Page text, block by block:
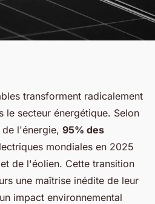
:
changent
•7 min de lecture
transforment radicalement
le secteur énergétique. Selon
l'énergie, 95% des
mondiales en 2025
de l'éolien. Cette transition
une maîtrise inédite de leur
impact environnemental